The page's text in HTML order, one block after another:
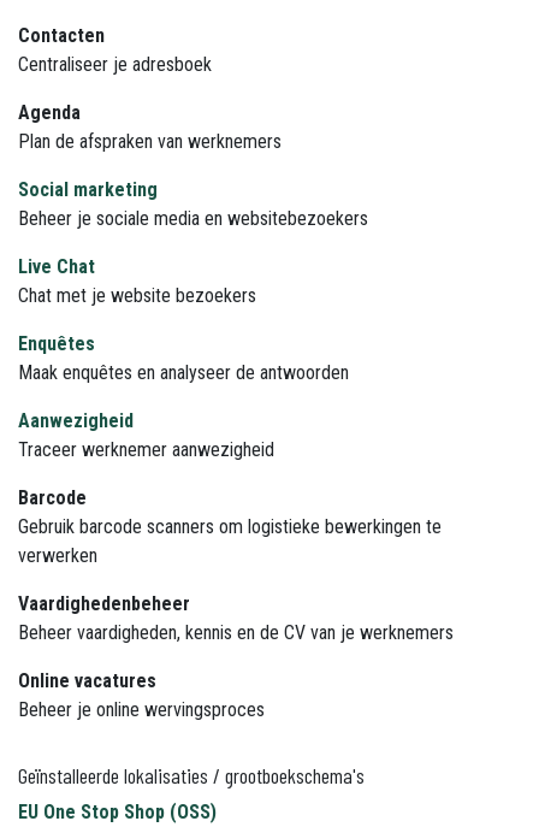
Contacten
Centraliseer je adresboek
Agenda
Plan de afspraken van werknemers
Social marketing
Beheer je sociale media en websitebezoekers
Live Chat
Chat met je website bezoekers
Enquêtes
Maak enquêtes en analyseer de antwoorden
Aanwezigheid
Traceer werknemer aanwezigheid
Barcode
Gebruik barcode scanners om logistieke bewerkingen te
verwerken
Vaardighedenbeheer
Beheer vaardigheden, kennis en de CV van je werknemers
Online vacatures
Beheer je online wervingsproces
Geïnstalleerde lokalisaties / grootboekschema's
EU One Stop Shop (OSS)